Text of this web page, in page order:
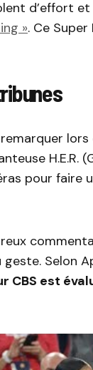
d’effort et
». Ce
H.E.R.
pour faire
Selon
CBS est